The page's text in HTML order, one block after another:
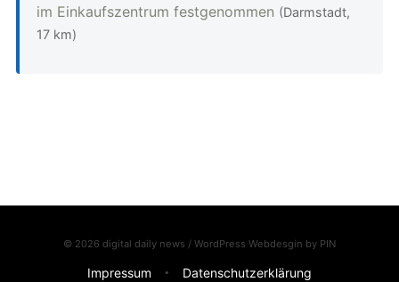
im Einkaufszentrum festgenommen (Darmstadt,
17 km)
© 2026 digital daily news / WordPress Webdesgin by PIN
Impressum
Datenschutzerklärung